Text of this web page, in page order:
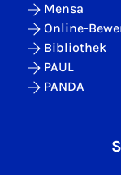
Mensa
Online-
Bibliothek
PAUL
PANDA